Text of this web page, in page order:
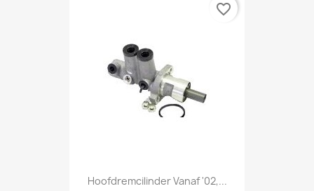
Hoofdremcilinder Vanaf '02,...
favorite_border